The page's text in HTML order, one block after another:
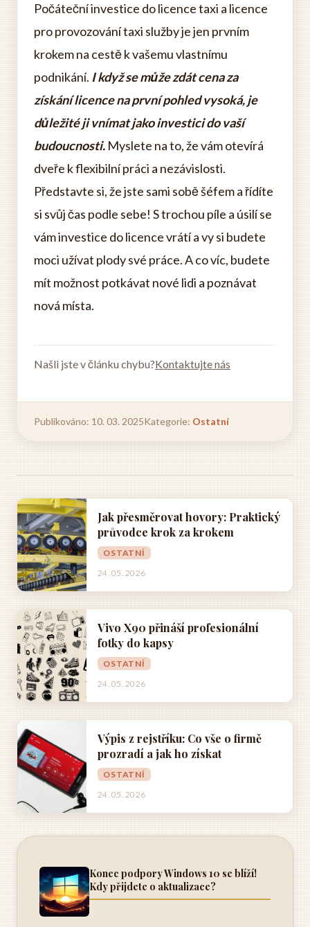
Počáteční investice do licence taxi a licence
pro provozování taxi služby je jen prvním
krokem na cestě k vašemu vlastnímu
podnikání. I když se může zdát cena za
získání licence na první pohled vysoká, je
důležité ji vnímat jako investici do vaší
budoucnosti. Myslete na to, že vám otevírá
dveře k flexibilní práci a nezávislosti.
Představte si, že jste sami sobě šéfem a řídíte
si svůj čas podle sebe! S trochou píle a úsilí se
vám investice do licence vrátí a vy si budete
moci užívat plody své práce. A co víc, budete
mít možnost potkávat nové lidi a poznávat
nová místa.
Našli jste v článku chybu?Kontaktujte nás
Publikováno: 10. 03. 2025Kategorie: Ostatní
Jak přesměrovat hovory: Praktický
průvodce krok za krokem
OSTATNÍ
24. 05. 2026
Vivo X90 přináší profesionální
fotky do kapsy
OSTATNÍ
24. 05. 2026
Výpis z rejstříku: Co vše o firmě
prozradí a jak ho získat
OSTATNÍ
24. 05. 2026
Konec podpory Windows 10 se blíží!
Kdy přijdete o aktualizace?